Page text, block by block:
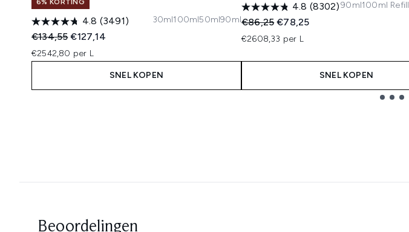
6% KORTING
4.8 (3491)
Recommended Retail Price:
€134,55Huidige prijs:
€127,14
€2542,80 per L
30ml100ml50ml90ml
SNEL KOPEN
4.8 (8302)
Recommended Retail Price:
€86,25Huidige prijs:
€78,25
€2608,33 per L
90ml100ml Refill
SNEL KOPEN